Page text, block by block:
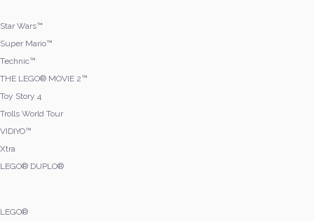
Star Wars™
Super Mario™
Technic™
THE LEGO® MOVIE 2™
Toy Story 4
Trolls World Tour
VIDIYO™
Xtra
LEGO® DUPLO®
LEGO®